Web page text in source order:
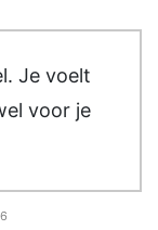
Je voelt
voor je